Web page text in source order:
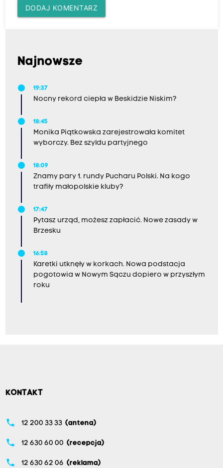
DODAJ KOMENTARZ
Najnowsze
19:37
Nocny rekord ciepła w Beskidzie Niskim?
18:45
Monika Piątkowska zarejestrowała komitet
wyborczy. Bez szyldu partyjnego
18:09
Znamy pary 1. rundy Pucharu Polski. Na kogo
trafiły małopolskie kluby?
17:47
Pytasz urząd, możesz zapłacić. Nowe zasady w
Brzesku
16:58
Karetki utknęły w korkach. Nowa podstacja
pogotowia w Nowym Sączu dopiero w przyszłym
roku
KONTAKT
phone 12 200 33 33 (antena)
phone 12 630 60 00 (recepcja)
phone 12 630 62 06 (reklama)